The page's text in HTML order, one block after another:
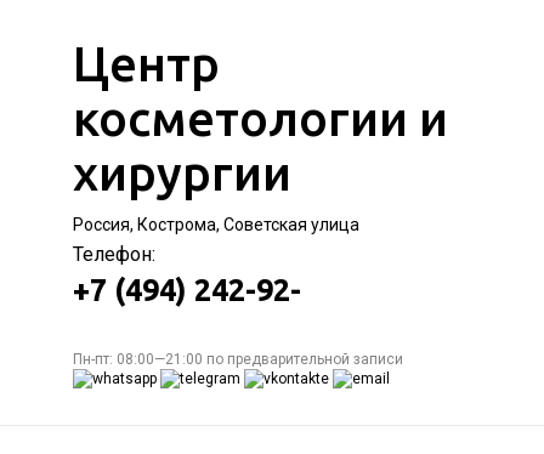
Центр
косметологии и
хирургии
Россия, Кострома, Советская улица
Телефон:
+7 (494) 242-92-
Пн-пт: 08:00—21:00 по предварительной записи